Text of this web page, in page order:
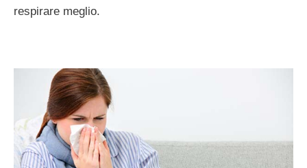
respirare meglio.